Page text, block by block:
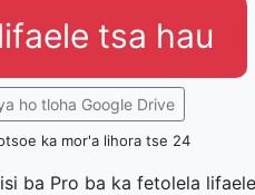
tsa hau
ho tloha Google Drive
ka mor'a lihora tse 24
ba Pro ba ka fetolela